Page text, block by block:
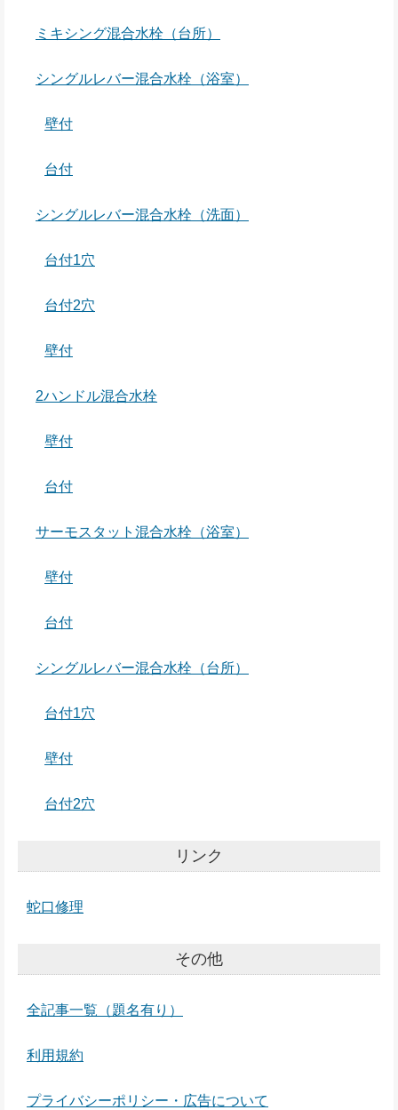
ミキシング混合水栓（台所）
シングルレバー混合水栓（浴室）
壁付
台付
シングルレバー混合水栓（洗面）
台付1穴
台付2穴
壁付
2ハンドル混合水栓
壁付
台付
サーモスタット混合水栓（浴室）
壁付
台付
シングルレバー混合水栓（台所）
台付1穴
壁付
台付2穴
リンク
蛇口修理
その他
全記事一覧（題名有り）
利用規約
プライバシーポリシー・広告について